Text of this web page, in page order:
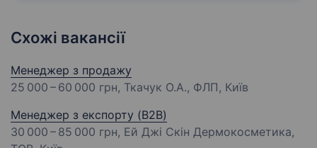
Схожі вакансії
Менеджер з продажу
25 000 – 60 000 грн, Ткачук О.А., ФЛП, Київ
Менеджер з експорту (B2B)
30 000 – 85 000 грн, Ей Джі Скін Дермокосметика,